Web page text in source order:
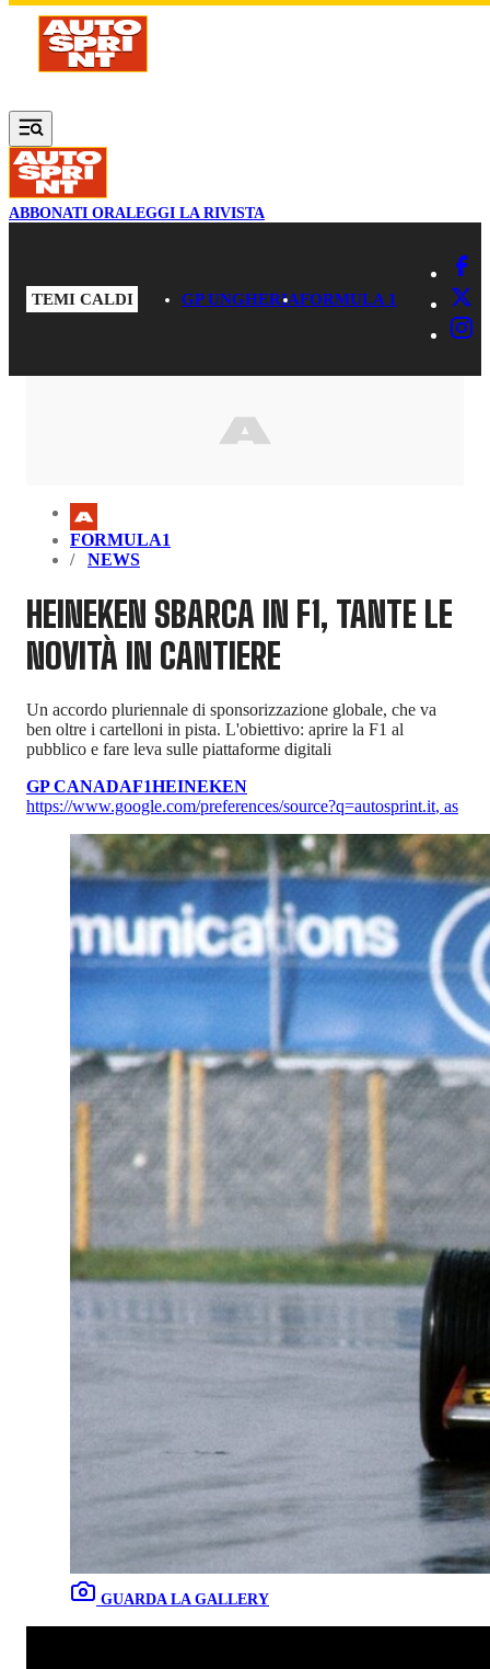
Vai al contenuto principale
ABBONATI ORALEGGI LA RIVISTA
TEMI CALDI GP UNGHERIAFORMULA 1
FORMULA1
NEWS
HEINEKEN SBARCA IN F1, TANTE LE
NOVITÀ IN CANTIERE
Un accordo pluriennale di sponsorizzazione globale, che va
ben oltre i cartelloni in pista. L'obiettivo: aprire la F1 al
pubblico e fare leva sulle piattaforme digitali
GP CANADAF1HEINEKEN
https://www.google.com/preferences/source?q=autosprint.it, as
GUARDA LA GALLERY